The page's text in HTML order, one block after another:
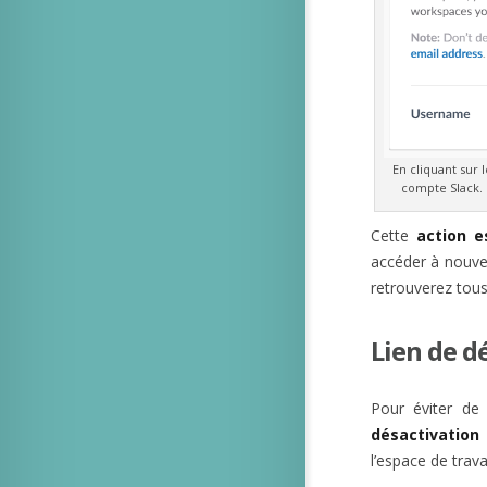
En cliquant sur
compte
Cette action
accéder à
retrouverez
Lien de
Pour éviter
désactivation
l’espace de